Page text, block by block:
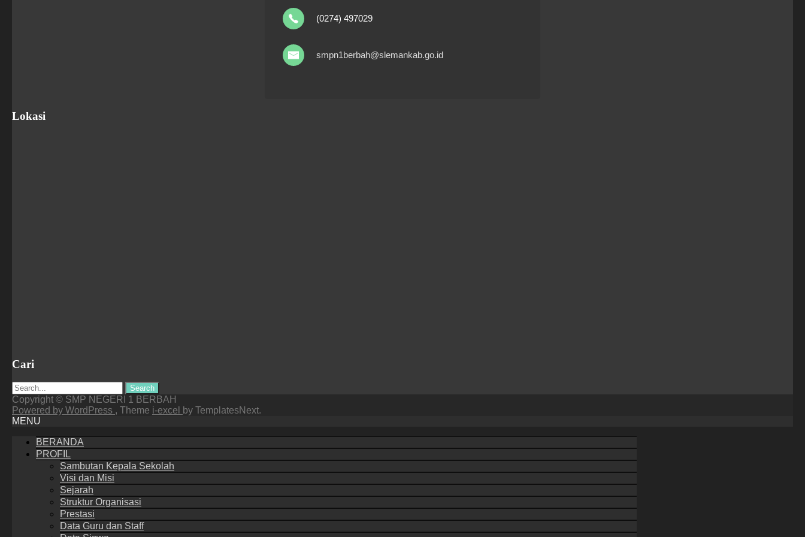
(0274) 497029
smpn1berbah@slemankab.go.id
Lokasi
Cari
Search
for:
Copyright © SMP NEGERI 1 BERBAH
Powered by WordPress , Theme i-excel
by TemplatesNext.
MENU
BERANDA
PROFIL
Sambutan Kepala Sekolah
Visi dan Misi
Sejarah
Struktur Organisasi
Prestasi
Data Guru dan Staff